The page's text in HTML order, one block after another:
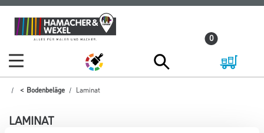
Zum
Inhalt
Zum
Navigationsmenü
0
Bodenbeläge Laminat
LAMINAT